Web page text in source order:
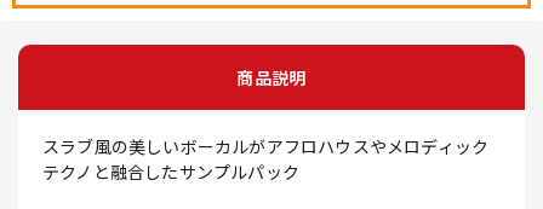
商品説明
スラブ風の美しいボーカルがアフロハウスやメロディック
テクノと融合したサンプルパック